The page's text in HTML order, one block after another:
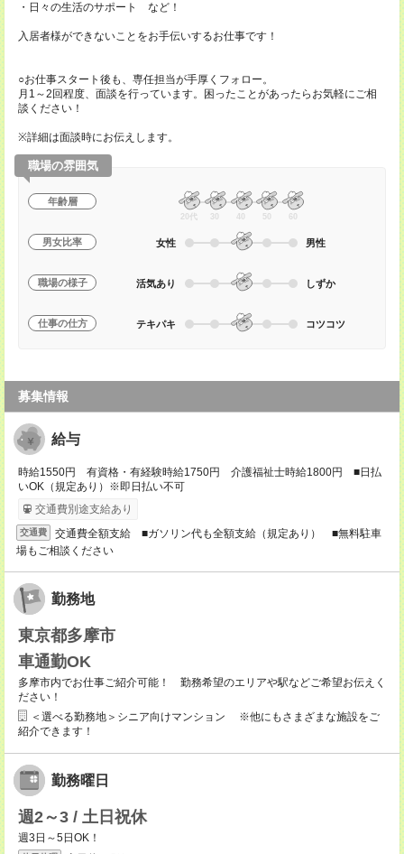
・日々の生活のサポート など！
入居者様ができないことをお手伝いするお仕事です！
○お仕事スタート後も、専任担当が手厚くフォロー。
月1～2回程度、面談を行っています。困ったことがあったらお気軽にご相
談ください！
※詳細は面談時にお伝えします。
職場の雰囲気
年齢層
20代 30 40 50 60
男女比率 女性 男性
職場の様子 活気あり しずか
仕事の仕方 テキパキ コツコツ
募集情報
給与
時給1550円 有資格・有経験時給1750円 介護福祉士時給1800円 ■日払
いOK（規定あり）※即日払い不可
交通費別途支給あり
交通費
交通費全額支給 ■ガソリン代も全額支給（規定あり） ■無料駐車
場もご相談ください
勤務地
東京都多摩市
車通勤OK
多摩市内でお仕事ご紹介可能！ 勤務希望のエリアや駅などご希望お伝えく
ださい！
＜選べる勤務地＞シニア向けマンション ※他にもさまざまな施設をご
紹介できます！
勤務曜日
週2～3 / 土日祝休
週3日～5日OK！